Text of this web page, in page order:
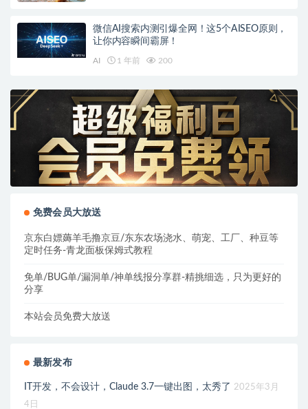
微信AI搜索内测引爆全网！这5个AISEO原则，
让你内容瞬间霸屏！
AI 1 年前 200
免费会员大放送
京东白嫖薅羊毛撸京豆/东东农场浇水、萌宠、工厂、种豆等
定时任务-青龙面板保姆式教程
免单/BUG单/漏洞单/神单线报分享群-精挑细选，只为更好的
分享
本站会员免费大放送
最新发布
IT开发，不会设计，Claude 3.7一键出图，太秀了 2025年3月
4日